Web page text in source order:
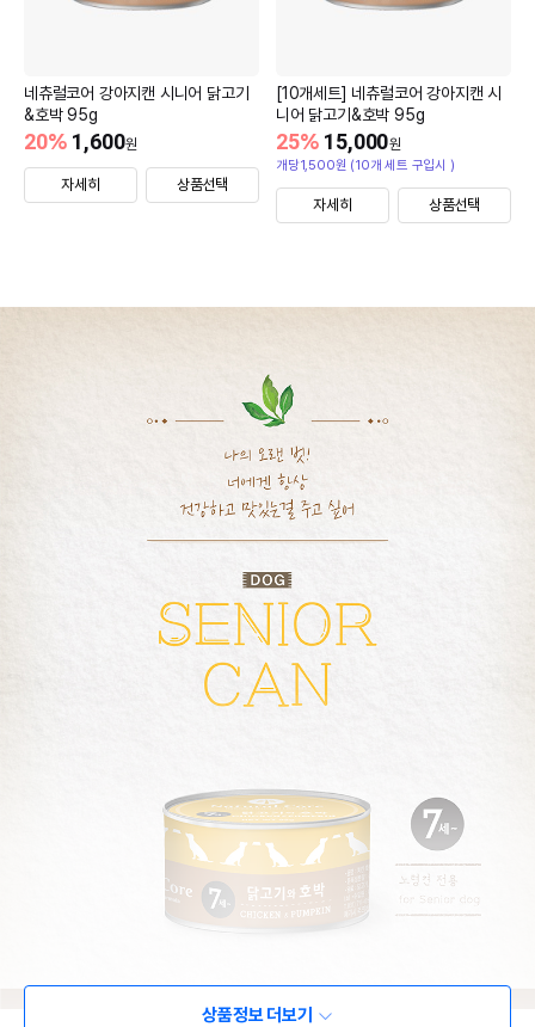
네츄럴코어 강아지캔 시니어 닭고기
&호박 95g
1,600원
20%
자세히 상품선택
[10개세트] 네츄럴코어 강아지캔 시
니어 닭고기&호박 95g
15,000원
25%
개당1,500원 (10개 세트 구입시 )
자세히 상품선택
상품정보 더보기